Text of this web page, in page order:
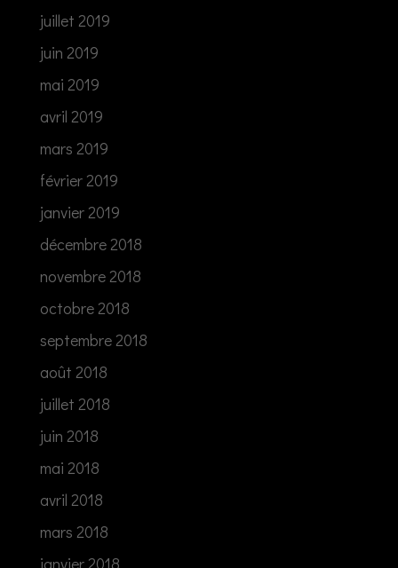
juillet 2019
juin 2019
mai 2019
avril 2019
mars 2019
février 2019
janvier 2019
décembre 2018
novembre 2018
octobre 2018
septembre 2018
août 2018
juillet 2018
juin 2018
mai 2018
avril 2018
mars 2018
janvier 2018